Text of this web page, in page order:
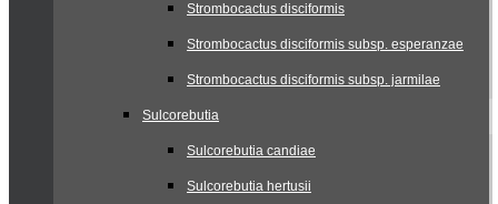
Strombocactus disciformis
Strombocactus disciformis subsp. esperanzae
Strombocactus disciformis subsp. jarmilae
Sulcorebutia
Sulcorebutia candiae
Sulcorebutia hertusii